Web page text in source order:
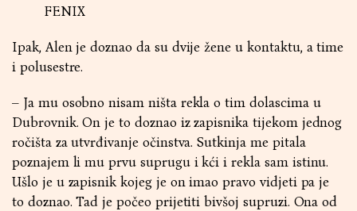
FENIX
Ipak, Alen je doznao da su dvije žene u kontaktu, a time
i polusestre.
– Ja mu osobno nisam ništa rekla o tim dolascima u
Dubrovnik. On je to doznao iz zapisnika tijekom jednog
ročišta za utvrđivanje očinstva. Sutkinja me pitala
poznajem li mu prvu suprugu i kći i rekla sam istinu.
Ušlo je u zapisnik kojeg je on imao pravo vidjeti pa je
to doznao. Tad je počeo prijetiti bivšoj supruzi. Ona od